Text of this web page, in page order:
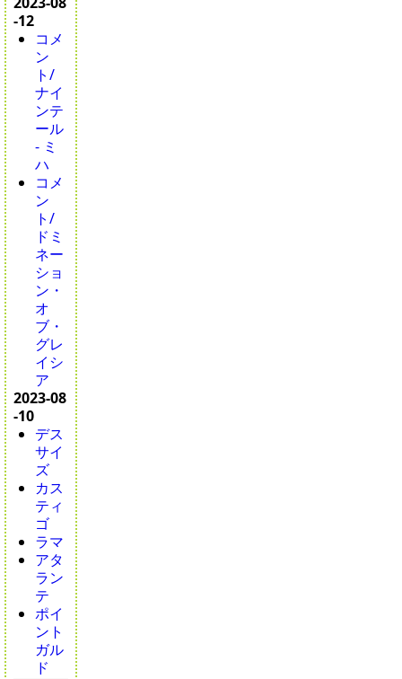
-12
コメ
ン
ト/
ナイ
ンテ
ール
- ミ
ハ
コメ
ン
ト/
ドミ
ネー
ショ
ン・
オ
ブ・
グレ
イシ
ア
2023-08
-10
デス
サイ
ズ
カス
ティ
ゴ
ラマ
アタ
ラン
テ
ポイ
ント
ガル
ド